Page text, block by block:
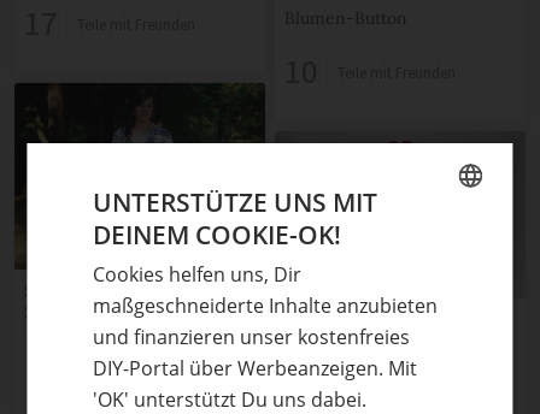
Blumen-Button
Sommertunika
Teile mit Freunden
Bügeltäschlein
20 Teile mit Freunden
UNTERSTÜTZE UNS MIT
DEINEM COOKIE-OK!
Cookies helfen uns, Dir
maßgeschneiderte Inhalte anzubieten
und finanzieren unser kostenfreies
DIY-Portal über Werbeanzeigen. Mit
'OK' unterstützt Du uns dabei.